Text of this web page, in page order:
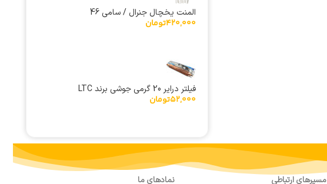
المنت یخچال جنرال / سامی 46
420,000تومان
فیلتر درایر 20 گرمی جوشی برند LTC
52,000تومان
مسیرهای ارتباطی نمادهای ما